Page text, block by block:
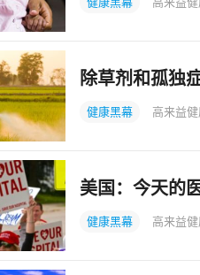
除草剂和孤独
健康黑幕 高来益健
美国：今天的
健康黑幕 高来益健